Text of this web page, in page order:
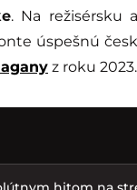
. Na režisérsku
úspešnú
z roku 2023.